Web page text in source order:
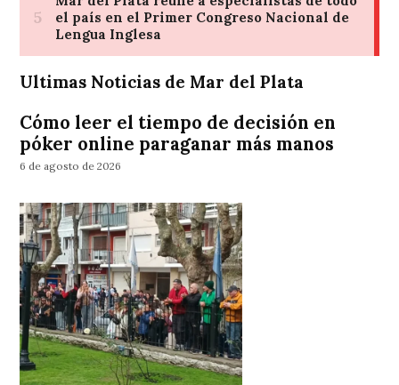
Ultimas Noticias de Mar del Plata
Cómo leer el tiempo de decisión en
póker online paraganar más manos
6 de agosto de 2026